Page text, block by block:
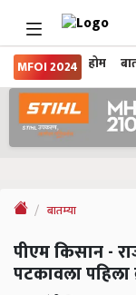
MFOI 2024 होम
बातम्या
पीएम किसान -
पटकावला पहिला